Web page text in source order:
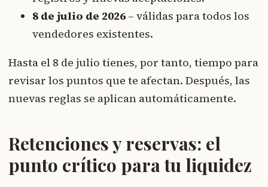
8 de julio de 2026 – válidas para todos los
vendedores existentes.
Hasta el 8 de julio tienes, por tanto, tiempo para
revisar los puntos que te afectan. Después, las
nuevas reglas se aplican automáticamente.
Retenciones y reservas: el
punto crítico para tu liquidez